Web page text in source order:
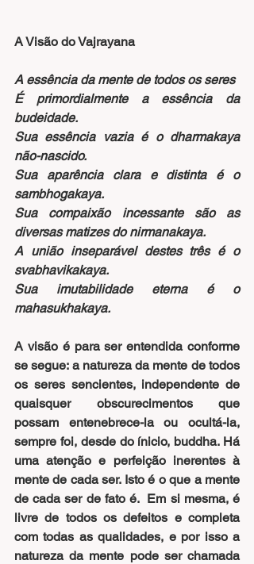
A Visão do Vajrayana
A essência da mente de todos os seres
É primordialmente a essência da
budeidade.
Sua essência vazia é o dharmakaya
não-nascido.
Sua aparência clara e distinta é o
sambhogakaya.
Sua compaixão incessante são as
diversas matizes do nirmanakaya.
A união inseparável destes três é o
svabhavikakaya.
Sua imutabilidade eterna é o
mahasukhakaya.
A visão é para ser entendida conforme
se segue: a natureza da mente de todos
os seres sencientes, independente de
quaisquer obscurecimentos que
possam entenebrece-la ou ocultá-la,
sempre foi, desde do ínicio, buddha. Há
uma atenção e perfeição inerentes à
mente de cada ser. Isto é o que a mente
de cada ser de fato é.  Em si mesma, é
livre de todos os defeitos e completa
com todas as qualidades, e por isso a
natureza da mente pode ser chamada